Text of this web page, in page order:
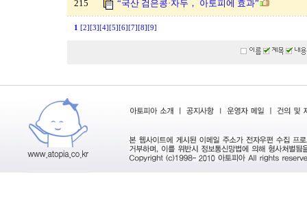
215 “국산 검은콩·자두， 아토피에 효과”
1 [2] [3] [4] [5] [6] [7] [8] [9]